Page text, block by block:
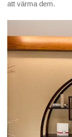
att värma dem.